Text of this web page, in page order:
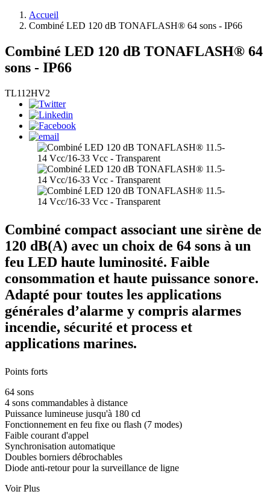
Accueil
Combiné LED 120 dB TONAFLASH® 64 sons - IP66
Combiné LED 120 dB TONAFLASH® 64
sons - IP66
TL112HV2
Combiné compact associant une sirène de
120 dB(A) avec un choix de 64 sons à un
feu LED haute luminosité. Faible
consommation et haute puissance sonore.
Adapté pour toutes les applications
générales d’alarme y compris alarmes
incendie, sécurité et process et
applications marines.
Points forts
64 sons
4 sons commandables à distance
Puissance lumineuse jusqu'à 180 cd
Fonctionnement en feu fixe ou flash (7 modes)
Faible courant d'appel
Synchronisation automatique
Doubles borniers débrochables
Diode anti-retour pour la surveillance de ligne
Voir Plus